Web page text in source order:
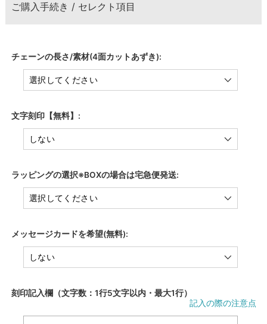
ご購入手続き / セレクト項目
チェーンの長さ/素材(4面カットあずき):
文字刻印【無料】:
ラッピングの選択※BOXの場合は宅急便発送:
メッセージカードを希望(無料):
刻印記入欄（文字数：1行5文字以内・最大1行）
記入の際の注意点